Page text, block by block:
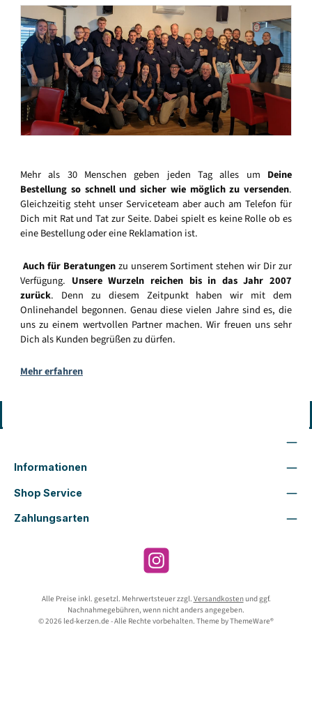
Mehr als 30 Menschen geben jeden Tag alles um Deine
Bestellung so schnell und sicher wie möglich zu versenden.
Gleichzeitig steht unser Serviceteam aber auch am Telefon für
Dich mit Rat und Tat zur Seite. Dabei spielt es keine Rolle ob es
eine Bestellung oder eine Reklamation ist.
Auch für Beratungenzu unserem Sortiment stehen wir Dir zur
Verfügung. Unsere Wurzeln reichen bis in das Jahr 2007
zurück. Denn zu diesem Zeitpunkt haben wir mit dem
Onlinehandel begonnen. Genau diese vielen Jahre sind es, die
uns zu einem wertvollen Partner machen. Wir freuen uns sehr
Dich als Kunden begrüßen zu dürfen.
Mehr erfahren
Informationen
Shop Service
Zahlungsarten
Instagram
Alle Preise inkl. gesetzl. Mehrwertsteuer zzgl. Versandkostenund ggf.
Nachnahmegebühren, wenn nicht anders angegeben.
© 2026 led-kerzen.de - Alle Rechte vorbehalten. Theme byThemeWare®